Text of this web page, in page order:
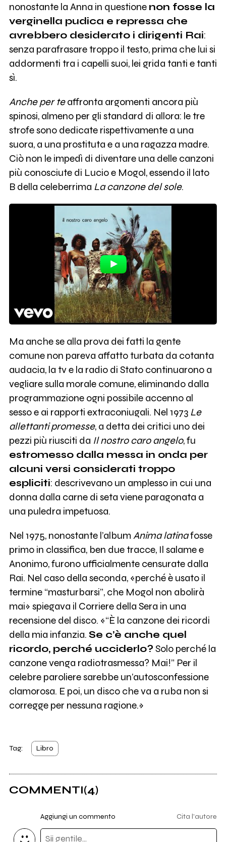
nonostante la Anna in questione non fosse la
verginella pudica e repressa che
avrebbero desiderato i dirigenti Rai:
senza parafrasare troppo il testo, prima che lui si
addormenti tra i capelli suoi, lei grida tanti e tanti
sì.
Anche per teaffronta argomenti ancora più
spinosi, almeno per gli standard di allora: le tre
strofe sono dedicate rispettivamente a una
suora, a una prostituta e a una ragazza madre.
Ciò non le impedì di diventare una delle canzoni
più conosciute di Lucio e Mogol, essendo il lato
B della celeberrima La canzone del sole.
Ma anche se alla prova dei fatti la gente
comune non pareva affatto turbata da cotanta
audacia, la tv e la radio di Stato continuarono a
vegliare sulla morale comune, eliminando dalla
programmazione ogni possibile accenno al
sesso e ai rapporti extraconiugali. Nel 1973 Le
allettanti promesse, a detta dei critici uno dei
pezzi più riusciti da Il nostro caro angelo, fu
estromesso dalla messa in onda per
alcuni versi considerati troppo
espliciti: descrivevano un amplesso in cui una
donna dalla carne di seta viene paragonata a
una puledra impetuosa.
Nel 1975, nonostante l’album Anima latinafosse
primo in classifica, ben due tracce, Il salame e
Anonimo, furono ufficialmente censurate dalla
Rai. Nel caso della seconda, «perché è usato il
termine “masturbarsi”, che Mogol non abolirà
mai» spiegava il Corriere della Sera in una
recensione del disco. «“È la canzone dei ricordi
della mia infanzia. Se c’è anche quel
ricordo, perché ucciderlo? Solo perché la
canzone venga radiotrasmessa? Mai!” Per il
celebre paroliere sarebbe un’autosconfessione
clamorosa. E poi, un disco che va a ruba non si
corregge per nessuna ragione.»
Tag: Libro
COMMENTI(4)
Aggiungi un commento Cita l'autore